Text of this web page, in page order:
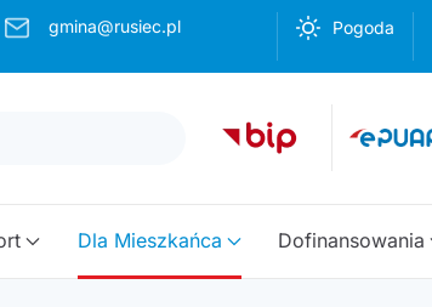
gmina@rusiec.pl Pogoda
Dla Mieszkańca Dofinansowania